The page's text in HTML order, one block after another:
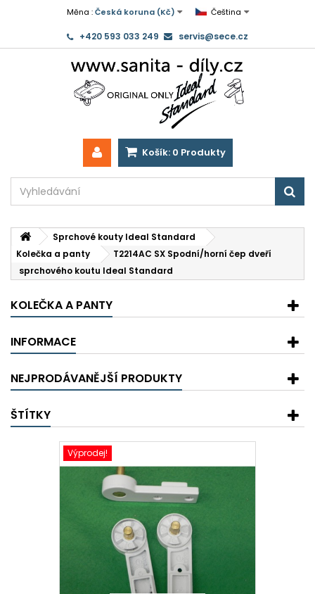
Měna : Česká koruna (Kč) Čeština
+420 593 033 249 servis@sece.cz
Košík: 0 Produkty
Sprchové kouty Ideal Standard
Kolečka a panty
T2214AC SX Spodní/horní čep dveří
sprchového koutu Ideal Standard
KOLEČKA A PANTY
INFORMACE
NEJPRODÁVANĚJŠÍ PRODUKTY
ŠTÍTKY
Výprodej!